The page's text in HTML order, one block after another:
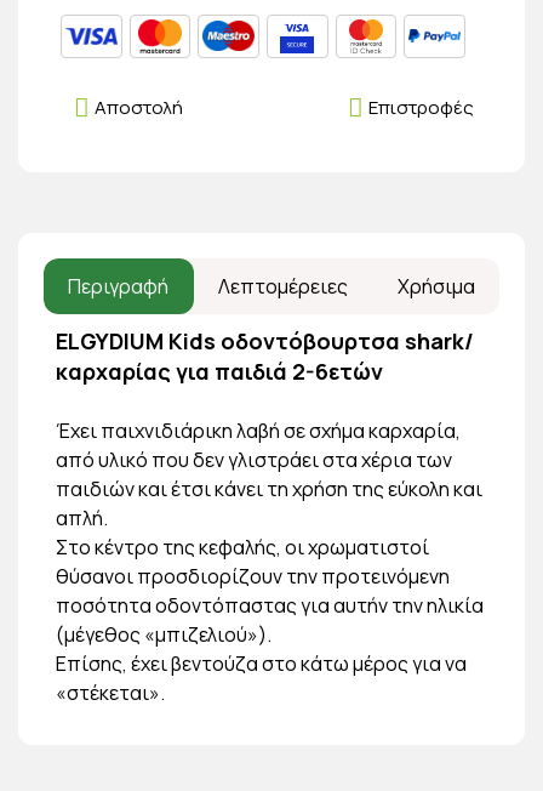
Επιστροφές
Αποστολή
Περιγραφή Λεπτομέρειες Χρήσιμα
ELGYDIUM Kids οδοντόβουρτσα shark/
καρχαρίας για παιδιά 2-6ετών
Έχει παιχνιδιάρικη λαβή σε σχήμα καρχαρία,
από υλικό που δεν γλιστράει στα χέρια των
παιδιών και έτσι κάνει τη χρήση της εύκολη και
απλή.
Στο κέντρο της κεφαλής, οι χρωματιστοί
θύσανοι προσδιορίζουν την προτεινόμενη
ποσότητα οδοντόπαστας για αυτήν την ηλικία
(μέγεθος «μπιζελιού»).
Επίσης, έχει βεντούζα στο κάτω μέρος για να
«στέκεται».